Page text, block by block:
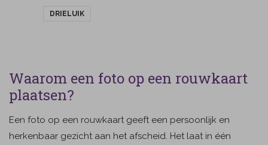
DRIELUIK
Waarom een foto op een rouwkaart
plaatsen?
Een foto op een rouwkaart geeft een persoonlijk en
herkenbaar gezicht aan het afscheid. Het laat in één